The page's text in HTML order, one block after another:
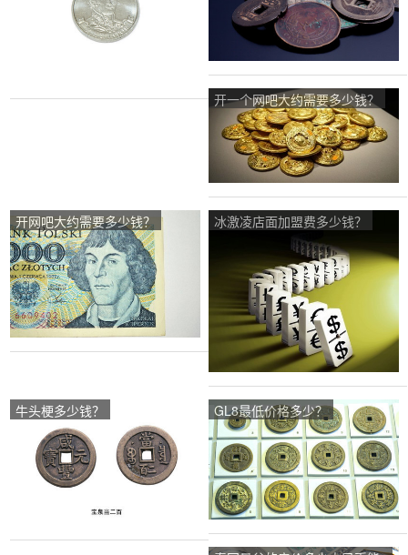
拿专柜验货，是假？
开一个网吧大约需要多少钱？
开网吧大约需要多少钱？ 冰激凌店面加盟费多少钱？
牛头梗多少钱？ GL8最低价格多少？